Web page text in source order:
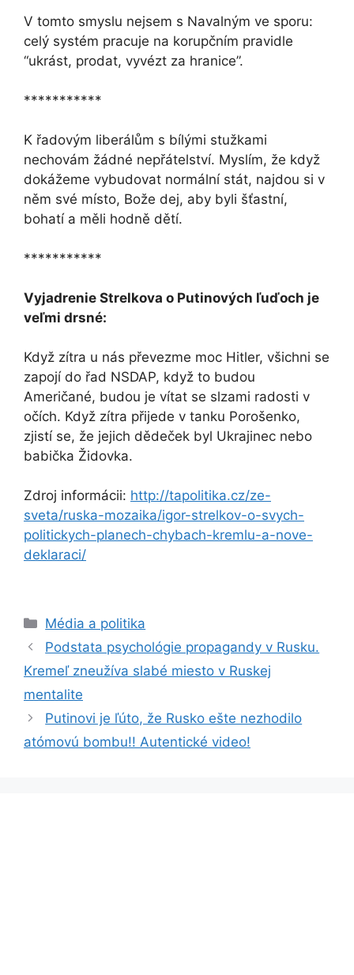
V tomto smyslu nejsem s Navalným ve sporu:
celý systém pracuje na korupčním pravidle
“ukrást, prodat, vyvézt za hranice”.
***********
K řadovým liberálům s bílými stužkami
nechovám žádné nepřátelství. Myslím, že když
dokážeme vybudovat normální stát, najdou si v
něm své místo, Bože dej, aby byli šťastní,
bohatí a měli hodně dětí.
***********
Vyjadrenie Strelkova o Putinových ľuďoch je
veľmi drsné:
Když zítra u nás převezme moc Hitler, všichni se
zapojí do řad NSDAP, když to budou
Američané, budou je vítat se slzami radosti v
očích. Když zítra přijede v tanku Porošenko,
zjistí se, že jejich dědeček byl Ukrajinec nebo
babička Židovka.
Zdroj informácii: http://tapolitika.cz/ze-
sveta/ruska-mozaika/igor-strelkov-o-svych-
politickych-planech-chybach-kremlu-a-nove-
deklaraci/
Kategórie
Média a politika
Podstata psychológie propagandy v Rusku.
Kremeľ zneužíva slabé miesto v Ruskej
mentalite
Putinovi je ľúto, že Rusko ešte nezhodilo
atómovú bombu!! Autentické video!